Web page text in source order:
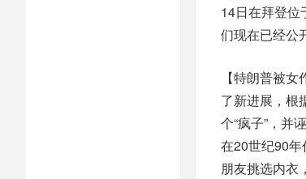
14日在拜登位
们现在已经公
【特朗普被
了新进展，根
个“疯子”，并
在20世纪90
朋友挑选内衣